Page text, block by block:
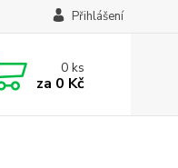
Přihlášení
0ks
za 0 Kč